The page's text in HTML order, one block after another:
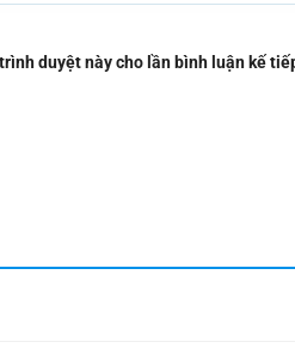
duyệt này cho lần bình luận kế